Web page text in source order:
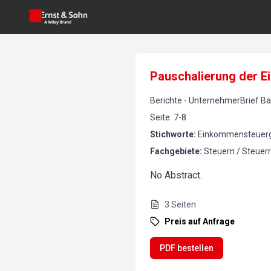
Pauschalierung der
Berichte - UnternehmerBrief
Seite: 7-8
Stichworte:
Fachgebiete: Steuern /
No Abstract.
3 Seiten
Preis auf Anfrage
PDF bestellen